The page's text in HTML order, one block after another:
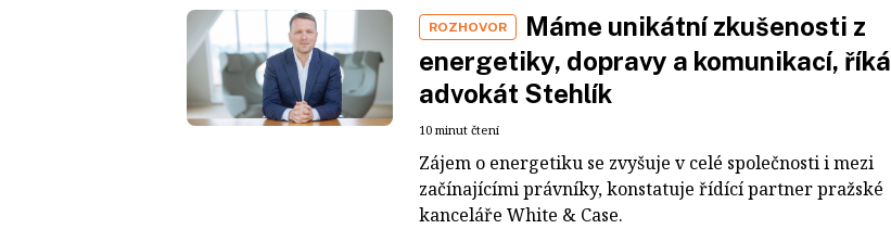
ROZHOVOR
Máme unikátní zkušenosti z
energetiky, dopravy a komunikací, říká
advokát Stehlík
10 minut čtení
Zájem o energetiku se zvyšuje v celé společnosti i mezi
začínajícími právníky, konstatuje řídící partner pražské
kanceláře White & Case.